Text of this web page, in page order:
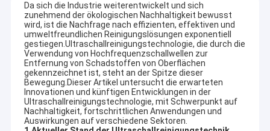
Da sich die Industrie weiterentwickelt und sich
zunehmend der ökologischen Nachhaltigkeit bewusst
wird, ist die Nachfrage nach effizienten, effektiven und
umweltfreundlichen Reinigungslösungen exponentiell
gestiegen.Ultraschallreinigungstechnologie, die durch die
Verwendung von Hochfrequenzschallwellen zur
Entfernung von Schadstoffen von Oberflächen
gekennzeichnet ist, steht an der Spitze dieser
Bewegung.Dieser Artikel untersucht die erwarteten
Innovationen und künftigen Entwicklungen in der
Ultraschallreinigungstechnologie, mit Schwerpunkt auf
Nachhaltigkeit, fortschrittlichen Anwendungen und
Auswirkungen auf verschiedene Sektoren.